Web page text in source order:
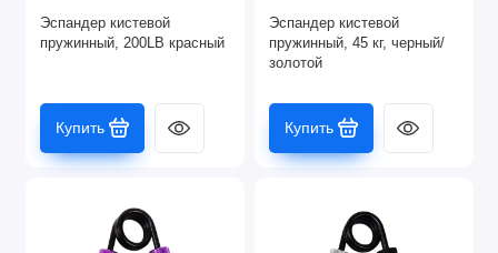
Эспандер кистевой
пружинный, 200LB красный
Купить
Эспандер кистевой
пружинный, 45 кг, черный/
золотой
Купить